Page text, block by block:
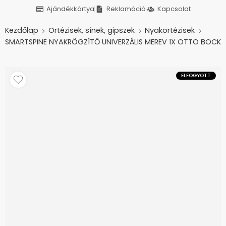
Ajándékkártya Reklamáció Kapcsolat
Kezdőlap Ortézisek, sínek, gipszek
Nyakortézisek
SMARTSPINE NYAKRÖGZÍTŐ UNIVERZÁLIS MEREV 1X OTTO BOCK
ELFOGYOTT